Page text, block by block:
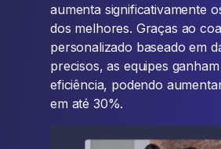
aumenta significativamente
dos melhores. Graças ao
personalizado baseado em
precisos, as equipes
eficiência, podendo
em até 30%.